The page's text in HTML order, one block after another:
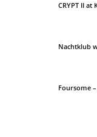
CRYPT II
Nachtklub
Foursome